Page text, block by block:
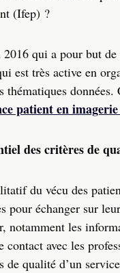
(Ifep) ?
2016 qui a pour but
est très active en
thématiques
patient en
des critères de
du vécu des
pour échanger sur
notamment les
contact avec les
qualité d’un